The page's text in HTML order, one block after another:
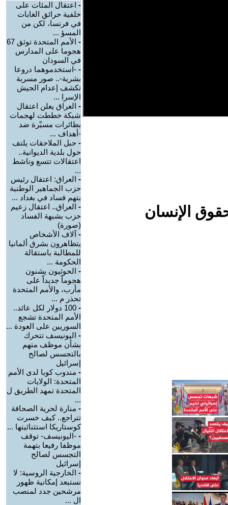
الإنسان
- اعتقال المئات على
خلفية حرائق الغابات
في فرنسا، لكن من
المسؤ ...
-
الأمم المتحدة توثق 67
هجوما على المدارس
في السودان
- -استخدموهما دروعا
بشرية-.. صور مسربة
تكشف إعدام الجيش
الإسرا ...
- العراق يعلن اعتقال
شبكة خططت لهجمات
بطائرات مسيّرة ضد
-أهداف ...
- حبل الملاحقات يلتف
حول بلدية الديوانية..
اعتقالات تتسع وناشط
...
- العراق: اعتقال رئيس
حزب الجماهير الوطنية
بتهم فساد في بغداد ...
- العراق.. اعتقال زعيم
حزب بشبهة الفساد
(صورة)
- آلاف الأشخاص
يتظاهرون بشرق ألمانيا
للمطالبة باستقالة
الحكومة ...
- الحوثيون يشنون
هجوماً جديداً على
مأرب، والأمم المتحدة
تحذر م ...
-
100 دولار لكل عائد..
الأمم المتحدة تشجع
السوريين على العودة ...
- اليونيسف تتحرك
بشأن موظف متهم
بالتجسس لصالح
إسرائيل
- مندوب كوبا لدى الأمم
المتحدة: الولايات
المتحدة تمهد الطريق ل
...
- منارة لحرية الصحافة
تتراجع.. كيف خسرت
كوستاريكا استثنائيتها ...
- -اليونيسف- توقف
موظفا رفيعا بتهمة
التجسس لصالح
إسرائيل
- الخارجية الروسية: لا
نستبعد إمكانية ظهور
مرشحين جدد لمنصب
ال ...